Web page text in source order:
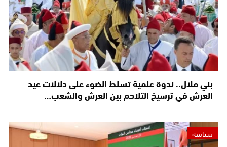
بني ملال.. ندوة علمية تسلط الضوء على دلالات عيد
العرش في ترسيخ التلاحم بين العرش والشعب…
سياسة